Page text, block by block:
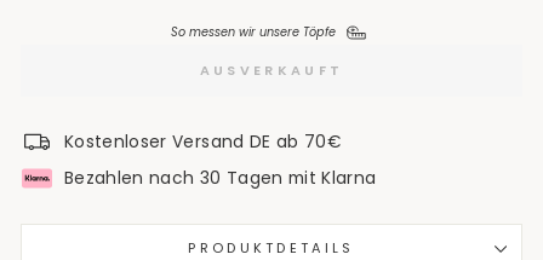
So messen wir unsere Töpfe
AUSVERKAUFT
Kostenloser Versand DE ab 70€
Bezahlen nach 30 Tagen mit Klarna
PRODUKTDETAILS